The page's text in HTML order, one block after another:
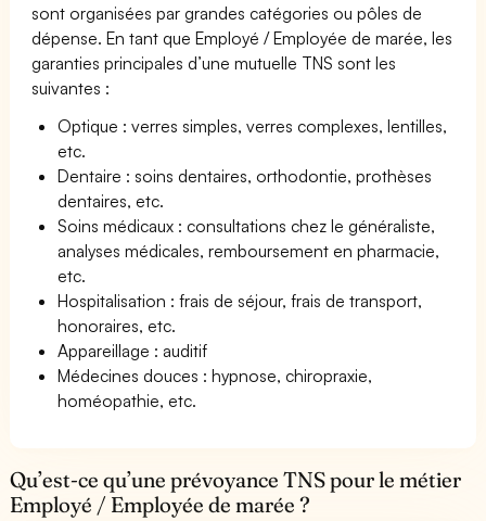
sont organisées par grandes catégories ou pôles de
dépense. En tant que Employé / Employée de marée, les
garanties principales d’une mutuelle TNS sont les
suivantes :
Optique : verres simples, verres complexes, lentilles,
etc.
Dentaire : soins dentaires, orthodontie, prothèses
dentaires, etc.
Soins médicaux : consultations chez le généraliste,
analyses médicales, remboursement en pharmacie,
etc.
Hospitalisation : frais de séjour, frais de transport,
honoraires, etc.
Appareillage : auditif
Médecines douces : hypnose, chiropraxie,
homéopathie, etc.
Qu’est-ce qu’une prévoyance TNS pour le métier
Employé / Employée de marée ?